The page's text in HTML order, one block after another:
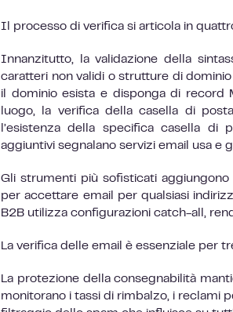
Il processo di verifica si articola in
Innanzitutto, la validazione della
caratteri non validi o strutture di
il dominio esista e disponga di record
luogo, la verifica della casella di
l’esistenza della specifica casella di
aggiuntivi segnalano servizi email usa e
Gli strumenti più sofisticati
per accettare email per qualsiasi
B2B utilizza configurazioni catch-all,
La verifica delle email è essenziale per
La protezione della consegnabilità
monitorano i tassi di rimbalzo, i reclami